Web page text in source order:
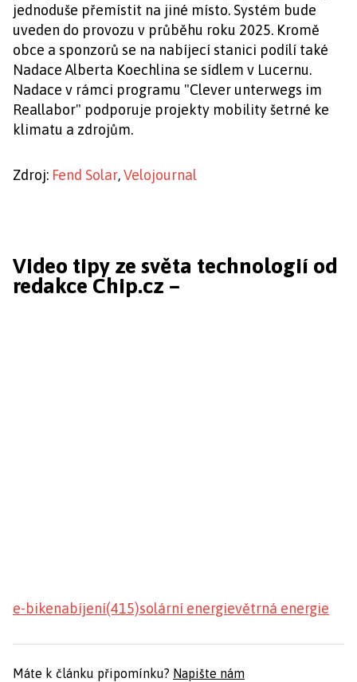
jednoduše přemístit na jiné místo. Systém bude
uveden do provozu v průběhu roku 2025. Kromě
obce a sponzorů se na nabíjecí stanici podílí také
Nadace Alberta Koechlina se sídlem v Lucernu.
Nadace v rámci programu "Clever unterwegs im
Reallabor" podporuje projekty mobility šetrné ke
klimatu a zdrojům.
Zdroj: Fend Solar,Velojournal
Video tipy ze světa technologií od
redakce Chip.cz –
e-bikenabíjení(415)solární energievětrná energie
Máte k článku připomínku? Napište nám